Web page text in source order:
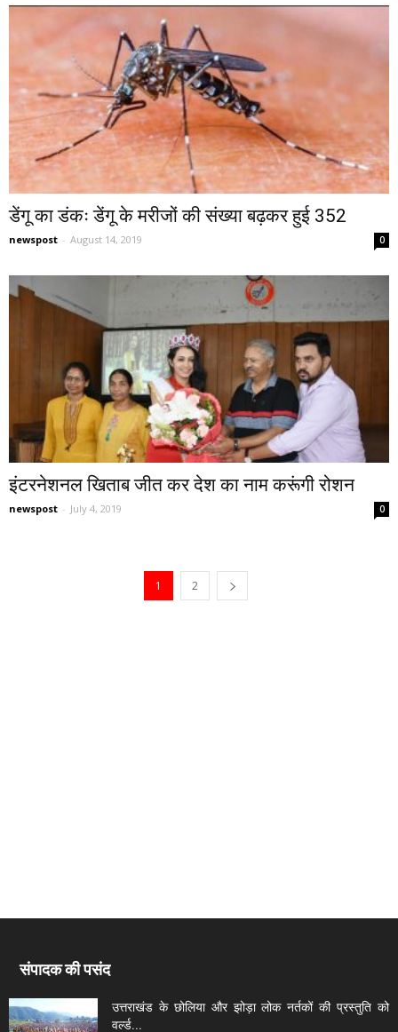
डेंगू का डंकः डेंगू के मरीजों की संख्या बढ़कर हुई 352
newspost - August 14, 2019 0
इंटरनेशनल खिताब जीत कर देश का नाम करूंगी रोशन
newspost - July 4, 2019 0
1 2
संपादक की पसंद
उत्तराखंड के छोलिया और झोड़ा लोक नर्तकों की प्रस्तुति को
वर्ल्ड...